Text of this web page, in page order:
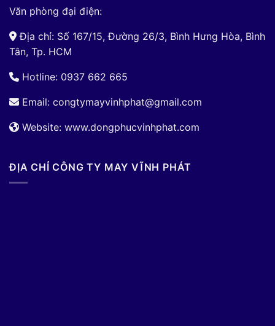
Văn phòng đại điện:
Địa chỉ: Số 167/15, Đường 26/3, Bình Hưng Hòa, Bình
Tân, Tp. HCM
Hotline: 0937 662 665
Email: congtymayvinhphat@gmail.com
Website: www.dongphucvinhphat.com
ĐỊA CHỈ CÔNG TY MAY VĨNH PHÁT